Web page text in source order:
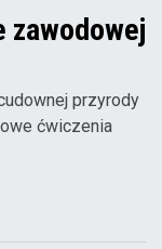
zawodowej
przyrody
ćwiczenia